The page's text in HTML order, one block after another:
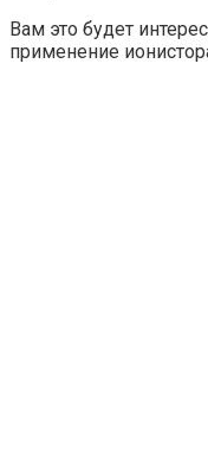
Вам это будет
применение